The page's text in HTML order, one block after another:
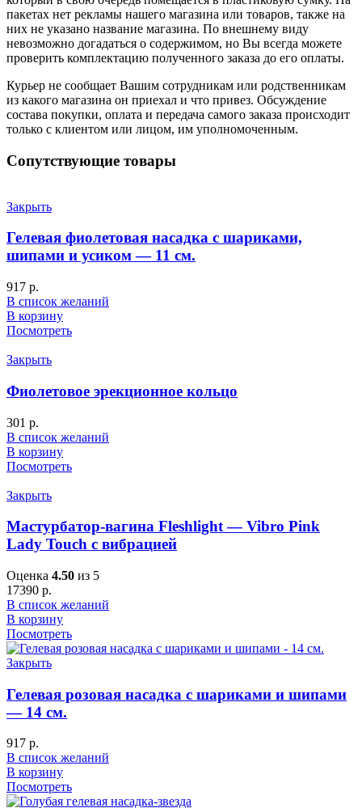
пакетах нет рекламы нашего магазина или товаров, также на
них не указано название магазина. По внешнему виду
невозможно догадаться о содержимом, но Вы всегда можете
проверить комплектацию полученного заказа до его оплаты.
Курьер не сообщает Вашим сотрудникам или родственникам
из какого магазина он приехал и что привез. Обсуждение
состава покупки, оплата и передача самого заказа происходит
только с клиентом или лицом, им уполномоченным.
Сопутствующие товары
Закрыть
Гелевая фиолетовая насадка с шариками,
шипами и усиком — 11 см.
917 р.
В список желаний
В корзину
Посмотреть
Закрыть
Фиолетовое эрекционное кольцо
301 р.
В список желаний
В корзину
Посмотреть
Закрыть
Мастурбатор-вагина Fleshlight — Vibro Pink
Lady Touch с вибрацией
Оценка 4.50 из 5
17390 р.
В список желаний
В корзину
Посмотреть
Закрыть
Гелевая розовая насадка с шариками и шипами
— 14 см.
917 р.
В список желаний
В корзину
Посмотреть